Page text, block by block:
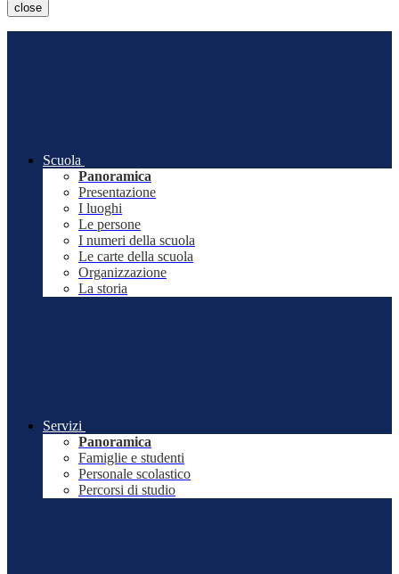
close
Scuola
Panoramica
Presentazione
I luoghi
Le persone
I numeri della scuola
Le carte della scuola
Organizzazione
La storia
Servizi
Panoramica
Famiglie e studenti
Personale scolastico
Percorsi di studio